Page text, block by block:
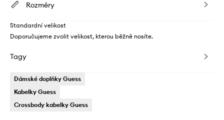
Rozměry
Standardní velikost
Doporučujeme zvolit velikost, kterou běžně nosíte.
Tagy
Dámské doplňky Guess
Kabelky Guess
Crossbody kabelky Guess